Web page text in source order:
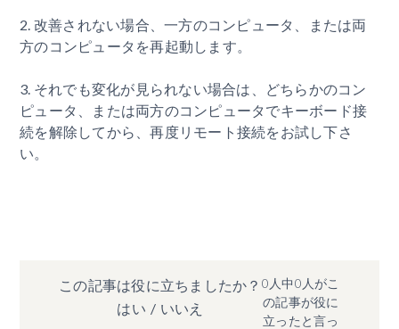
2. 改善されない場合、一方のコンピュータ、または両
方のコンピュータを再起動します。
3. それでも変化が見られない場合は、どちらかのコン
ピュータ、または両方のコンピュータでキーボード接
続を解除してから、再度リモート接続をお試し下さ
い。
この記事は役に立ちましたか？
はい / いいえ
0人中0人がこ
の記事が役に
立ったと言っ